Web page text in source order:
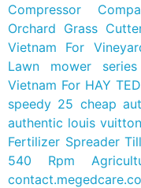
Compressor
Orchard Grass
Vietnam For
Lawn mower series
Vietnam For HAY
speedy 25 cheap
authentic louis
Fertilizer Spreader
540 Rpm